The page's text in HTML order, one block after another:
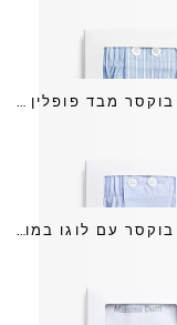
תחתוני בוקסר מבד פופלין בצבע אחיד
תחתוני בוקסר עם לוגו במותן